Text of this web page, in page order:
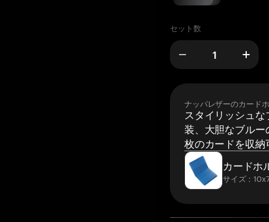
セット数
ナッパレザーのカード
スタイリッシュ
装、大胆なブルー
枚のカードを収納
カードホ
サイズ：